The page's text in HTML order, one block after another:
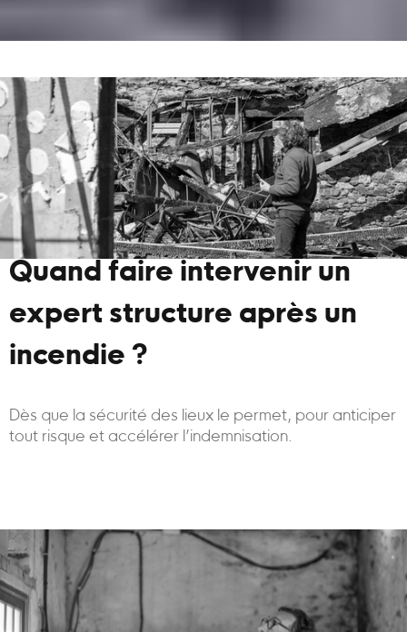
Quand faire intervenir un
expert structure après un
incendie ?
Dès que la sécurité des lieux le permet, pour anticiper
tout risque et accélérer l’indemnisation.